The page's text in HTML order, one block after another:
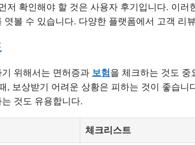
저 확인해야 할 것은 사용자 후기입니다. 이
엿볼 수 있습니다. 다양한 플랫폼에서 고객 리
위해서는 면허증과 보험을 체크하는 것도 중
, 보상받기 어려운 상황은 피하는 것이 좋습
것도 유용합니다.
체크리스트